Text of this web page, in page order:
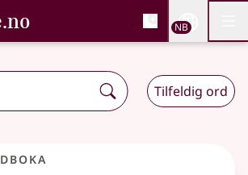
, Bokmålsordboka og
NB
Tilfeldig ord